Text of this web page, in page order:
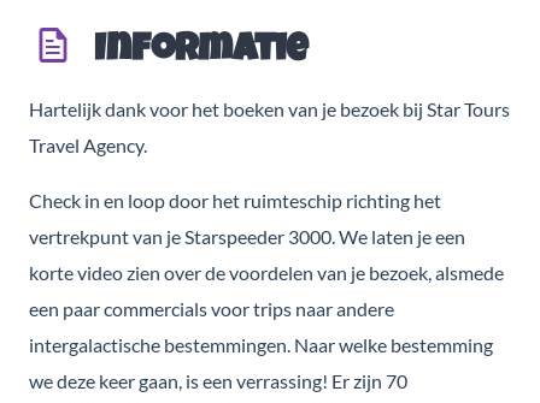
Informatie
Hartelijk dank voor het boeken van je bezoek bij Star Tours
Travel Agency.
Check in en loop door het ruimteschip richting het
vertrekpunt van je Starspeeder 3000. We laten je een
korte video zien over de voordelen van je bezoek, alsmede
een paar commercials voor trips naar andere
intergalactische bestemmingen. Naar welke bestemming
we deze keer gaan, is een verrassing! Er zijn 70